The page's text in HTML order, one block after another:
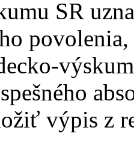
SR
povolenia,
výpis z